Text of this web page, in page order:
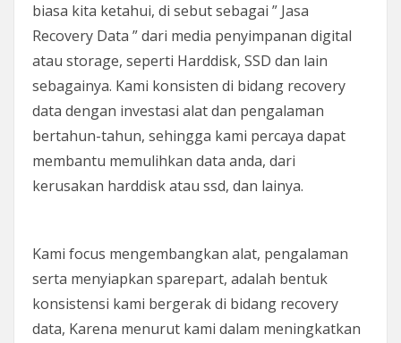
biasa kita ketahui, di sebut sebagai ” Jasa
Recovery Data ” dari media penyimpanan digital
atau storage, seperti Harddisk, SSD dan lain
sebagainya. Kami konsisten di bidang recovery
data dengan investasi alat dan pengalaman
bertahun-tahun, sehingga kami percaya dapat
membantu memulihkan data anda, dari
kerusakan harddisk atau ssd, dan lainya.
Kami focus mengembangkan alat, pengalaman
serta menyiapkan sparepart, adalah bentuk
konsistensi kami bergerak di bidang recovery
data, Karena menurut kami dalam meningkatkan